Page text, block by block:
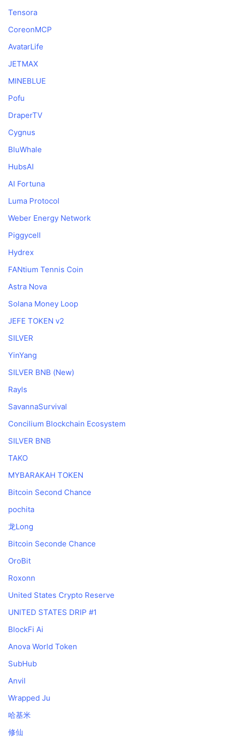
Tensora
CoreonMCP
AvatarLife
JETMAX
MINEBLUE
Pofu
DraperTV
Cygnus
BluWhale
HubsAI
AI Fortuna
Luma Protocol
Weber Energy Network
Piggycell
Hydrex
FANtium Tennis Coin
Astra Nova
Solana Money Loop
JEFE TOKEN v2
SILVER
YinYang
SILVER BNB (New)
Rayls
SavannaSurvival
Concilium Blockchain Ecosystem
SILVER BNB
TAKO
MYBARAKAH TOKEN
Bitcoin Second Chance
pochita
龙Long
Bitcoin Seconde Chance
OroBit
Roxonn
United States Crypto Reserve
UNITED STATES DRIP #1
BlockFi Ai
Anova World Token
SubHub
Anvil
Wrapped Ju
哈基米
修仙